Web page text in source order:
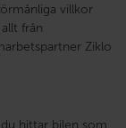
villkor
från
Ziklo
hittar bilen som